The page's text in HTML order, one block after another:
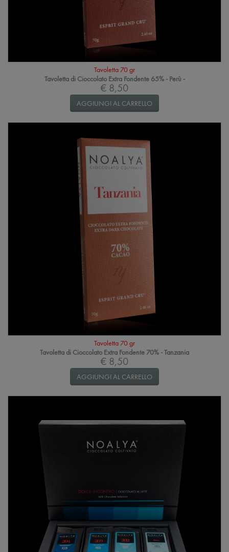
Tavoletta 70 gr
Tavoletta di Cioccolato Extra Fondente 65% - Perù -
€ 8,50
AGGIUNGI AL CARRELLO
Tavoletta 70 gr
Tavoletta di Cioccolato Extra Fondente 70% - Tanzania
€ 8,50
AGGIUNGI AL CARRELLO